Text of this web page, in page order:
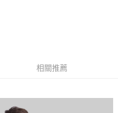
相關推薦